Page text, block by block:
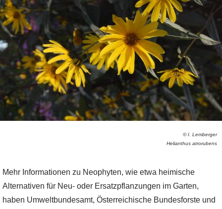
© I. Lemberger
Helianthus atrorubens
Mehr Informationen zu Neophyten, wie etwa heimische
Alternativen für Neu- oder Ersatzpflanzungen im Garten,
haben Umweltbundesamt, Österreichische Bundesforste und